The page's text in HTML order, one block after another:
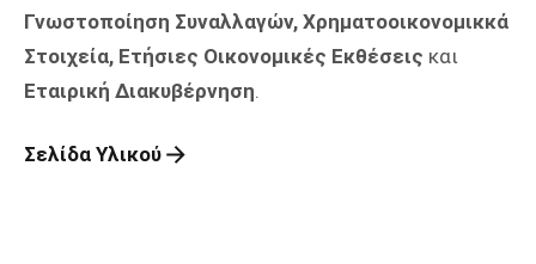
Γνωστοποίηση Συναλλαγών, Χρηματοοικονομικκά
Στοιχεία, Ετήσιες Οικονομικές Εκθέσεις και
Εταιρική Διακυβέρνηση.
Σελίδα Υλικού